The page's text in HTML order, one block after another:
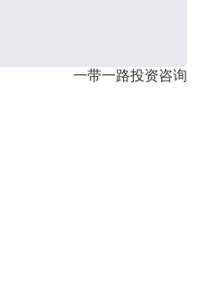
一带一路投资咨询